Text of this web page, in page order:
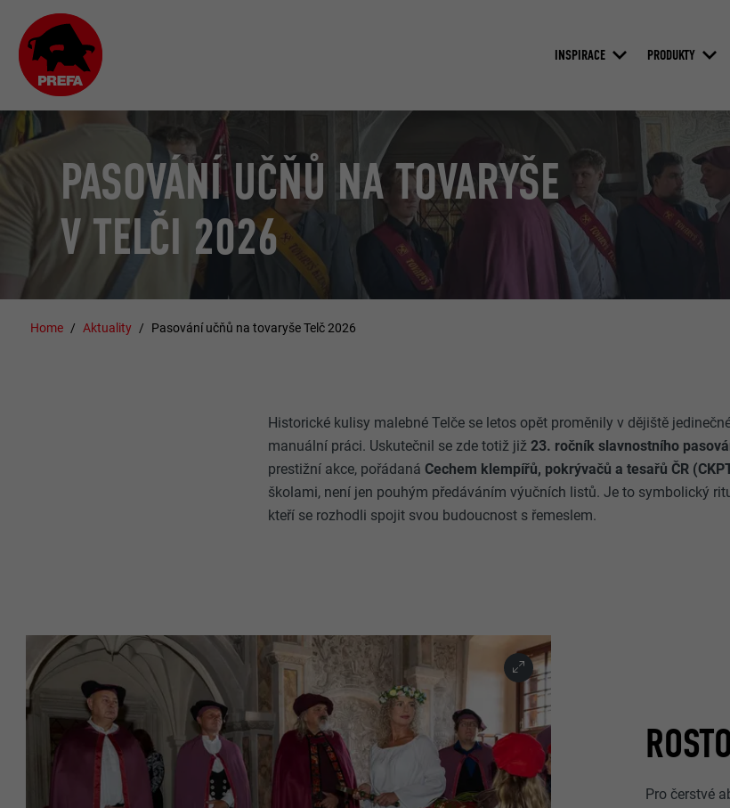
INSPIRACE PRODUKTY
PASOVÁNÍ UČŇŮ NA TOVARYŠE
V TELČI 2026
Home Aktuality Pasování učňů na tovaryše Telč 2026
Historické kulisy malebné Telče se letos opět proměnily v dějiště
manuální práci. Uskutečnil se zde totiž již23. ročník slavnostního
prestižní akce, pořádanáCechem klempířů, pokrývačů a tesařů ČR
školami, není jen pouhým předáváním výučních listů. Je to symbolický
kteří se rozhodli spojit svou budoucnost s řemeslem.
Pro čerstvé